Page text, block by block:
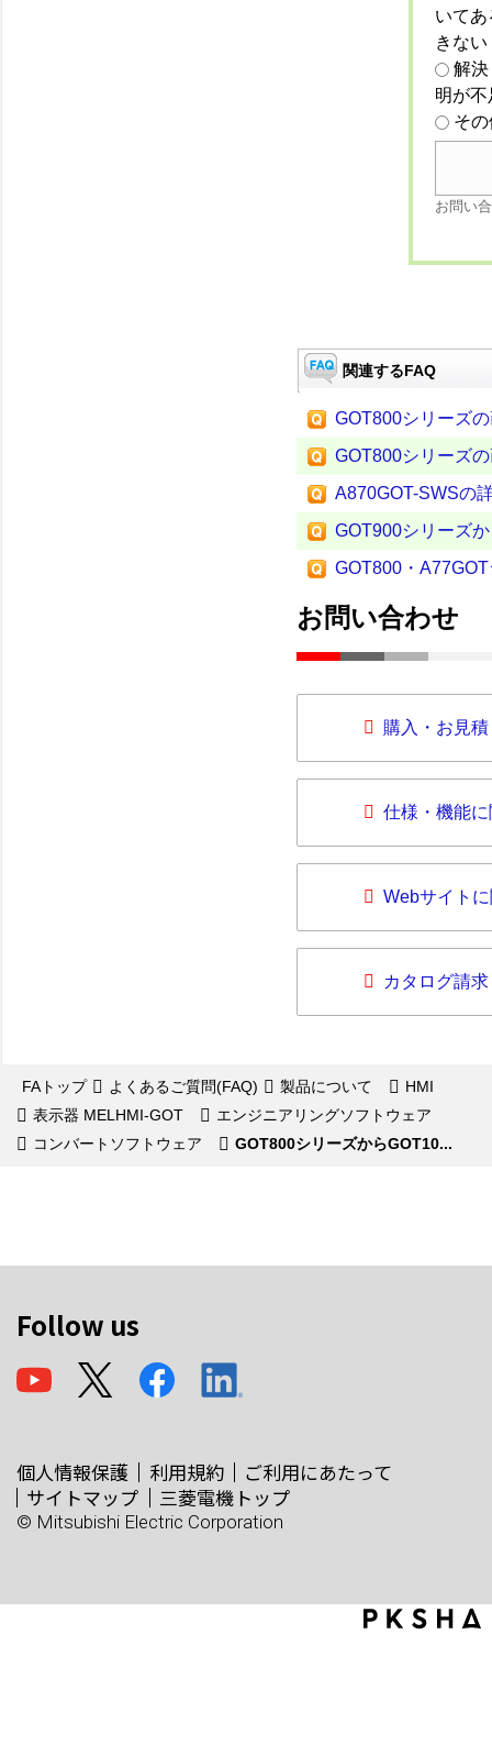
いて
きない
解
明が
そ
お問い
関連するFAQ
GOT800シリーズ
GOT800シリーズ
A870GOT-SWSの
GOT900シリーズ
GOT800・
お問い合わせ
購入・お見
仕様・機能
Webサイト
カタログ請求
FAトップ よくあるご質問(FAQ) 製品について
HMI
表示器 MELHMI-GOT
エンジニアリングソフトウェア
コンバートソフトウェア
GOT800シリーズからGOT10...
Follow us
個人情報保護 利用規約
ご利用にあたって
サイトマップ
三菱電機トップ
© Mitsubishi Electric Corporation